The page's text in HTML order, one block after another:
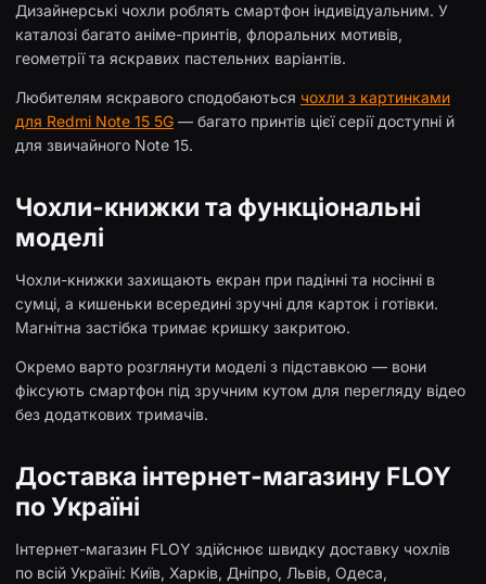
Дизайнерські чохли роблять смартфон індивідуальним. У
каталозі багато аніме-принтів, флоральних мотивів,
геометрії та яскравих пастельних варіантів.
Любителям яскравого сподобаються чохли з картинками
для Redmi Note 15 5G — багато принтів цієї серії доступні й
для звичайного Note 15.
Чохли-книжки та функціональні
моделі
Чохли-книжки захищають екран при падінні та носінні в
сумці, а кишеньки всередині зручні для карток і готівки.
Магнітна застібка тримає кришку закритою.
Окремо варто розглянути моделі з підставкою — вони
фіксують смартфон під зручним кутом для перегляду відео
без додаткових тримачів.
Доставка інтернет-магазину FLOY
по Україні
Інтернет-магазин FLOY здійснює швидку доставку чохлів
по всій Україні: Київ, Харків, Дніпро, Львів, Одеса,